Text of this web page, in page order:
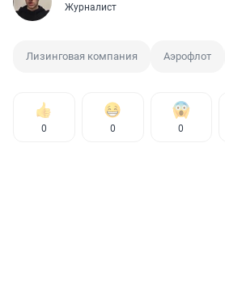
Журналист
Лизинговая компания Аэрофлот
0 0 0